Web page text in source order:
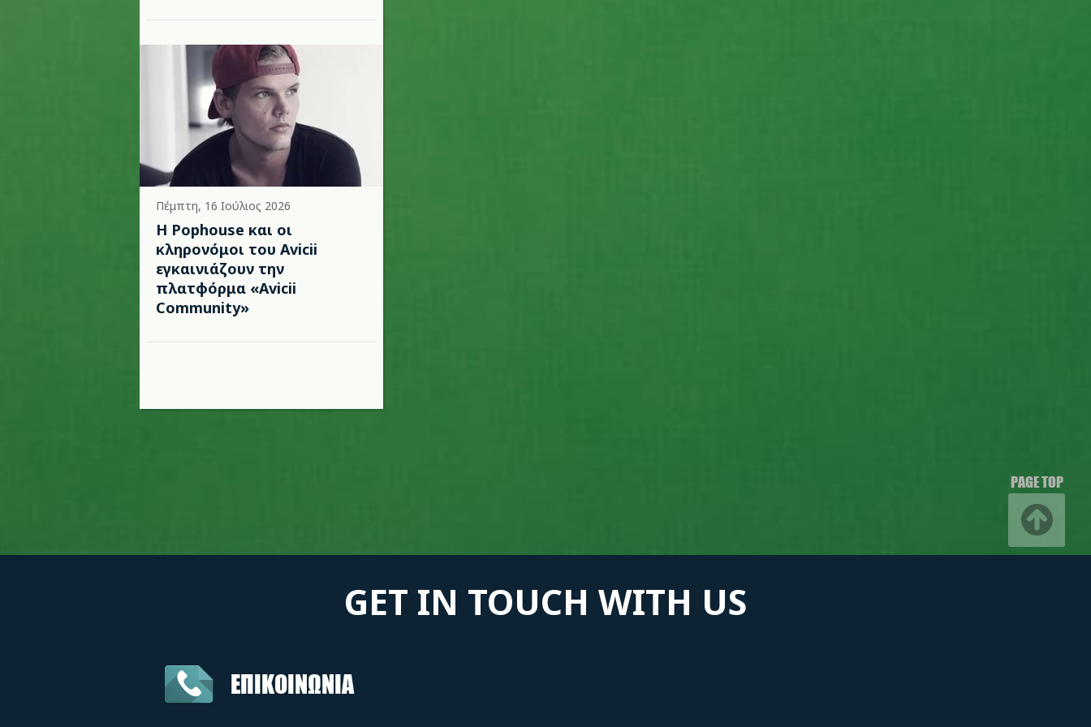
Πέμπτη, 16 Ιούλιος 2026
Η Pophouse και οι
κληρονόμοι του Avicii
εγκαινιάζουν την
πλατφόρμα «Avicii
Community»
PAGE TOP
GET IN TOUCH WITH US
ΕΠΙΚΟΙΝΩΝΙΑ